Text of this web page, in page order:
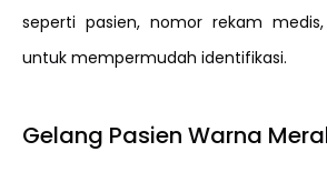
seperti pasien, nomor rekam
untuk mempermudah identifikasi.
Gelang Pasien Warna